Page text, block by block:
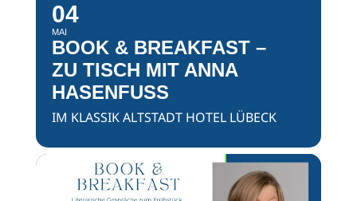
04
MAI
BOOK & BREAKFAST –
ZU TISCH MIT ANNA
HASENFUSS
IM KLASSIK ALTSTADT HOTEL LÜBECK